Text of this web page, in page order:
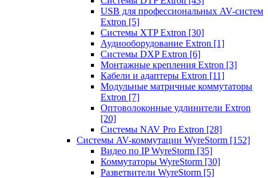
USB для профессиональных AV-систем
Extron [5]
Системы XTP Extron [30]
Аудиооборудование Extron [1]
Системы DXP Extron [6]
Монтажные крепления Extron [3]
Кабели и адаптеры Extron [11]
Модульные матричные коммутаторы
Extron [7]
Оптоволоконные удлинители Extron
[20]
Системы NAV Pro Extron [28]
Системы AV-коммутации WyreStorm [152]
Видео по IP WyreStorm [35]
Коммутаторы WyreStorm [30]
Разветвители WyreStorm [5]